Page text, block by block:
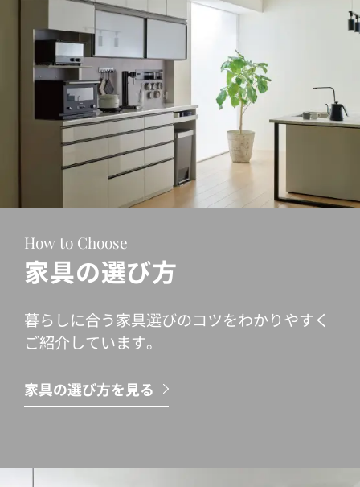
How to Choose
家具の選び方
暮らしに合う家具選びのコツをわかりやすく
ご紹介しています。
家具の選び方を見る